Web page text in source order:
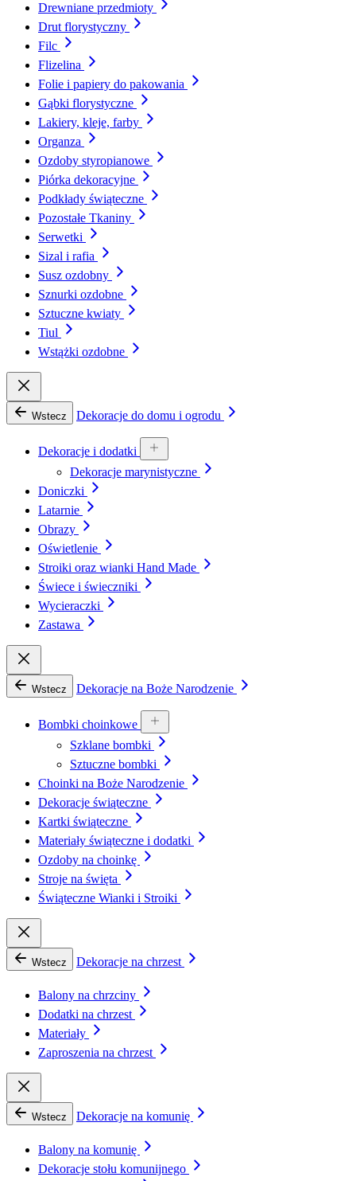
Drewniane przedmioty
Drut florystyczny
Filc
Flizelina
Folie i papiery do pakowania
Gąbki florystyczne
Lakiery, kleje, farby
Organza
Ozdoby styropianowe
Piórka dekoracyjne
Podkłady świąteczne
Pozostałe Tkaniny
Serwetki
Sizal i rafia
Susz ozdobny
Sznurki ozdobne
Sztuczne kwiaty
Tiul
Wstążki ozdobne
Wstecz Dekoracje do domu i ogrodu
Dekoracje i dodatki
Dekoracje marynistyczne
Doniczki
Latarnie
Obrazy
Oświetlenie
Stroiki oraz wianki Hand Made
Świece i świeczniki
Wycieraczki
Zastawa
Wstecz Dekoracje na Boże Narodzenie
Bombki choinkowe
Szklane bombki
Sztuczne bombki
Choinki na Boże Narodzenie
Dekoracje świąteczne
Kartki świąteczne
Materiały świąteczne i dodatki
Ozdoby na choinkę
Stroje na święta
Świąteczne Wianki i Stroiki
Wstecz Dekoracje na chrzest
Balony na chrzciny
Dodatki na chrzest
Materiały
Zaproszenia na chrzest
Wstecz Dekoracje na komunię
Balony na komunię
Dekoracje stołu komunijnego